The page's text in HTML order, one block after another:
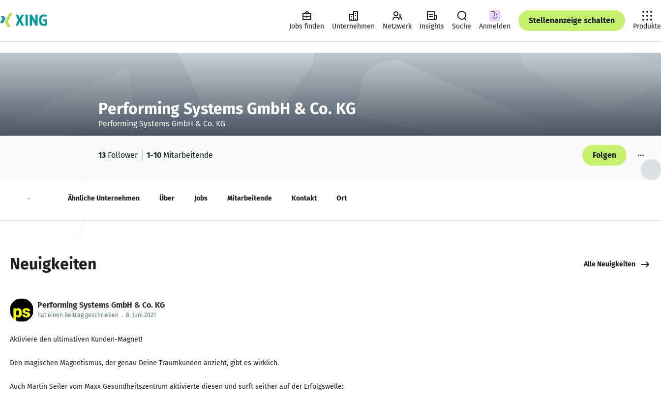
Jobs finden Unternehmen Netzwerk Insights Suche Anmelden
Stellenanzeige schalten
Produkte
Performing Systems GmbH & Co. KG
Performing Systems GmbH & Co. KG
13 Follower 1-10 Mitarbeitende Folgen
Neuigkeiten Ähnliche Unternehmen Über Jobs Mitarbeitende Kontakt Ort
Neuigkeiten Alle Neuigkeiten
Performing Systems GmbH & Co. KG
hat einen Beitrag geschrieben . 8. Juni 2021
Aktiviere den ultimativen Kunden-Magnet!
Den magischen Magnetismus, der genau Deine Traumkunden anzieht, gibt es wirklich.
Auch Martin Seiler vom Maxx Gesundheitszentrum aktivierte diesen und surft seither auf der Erfolgswelle: